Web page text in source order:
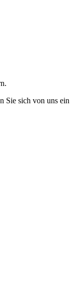
Sie sich von uns ein